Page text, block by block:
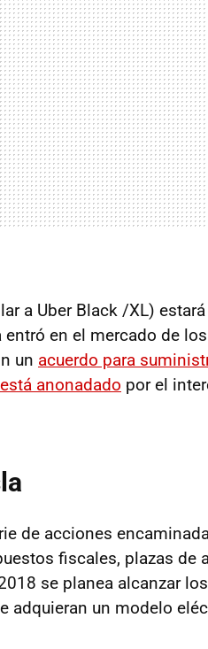
a Uber Black /XL)
en el mercado de
un acuerdo para
anonadado por el
de acciones
fiscales, plazas de
se planea alcanzar
adquieran un modelo